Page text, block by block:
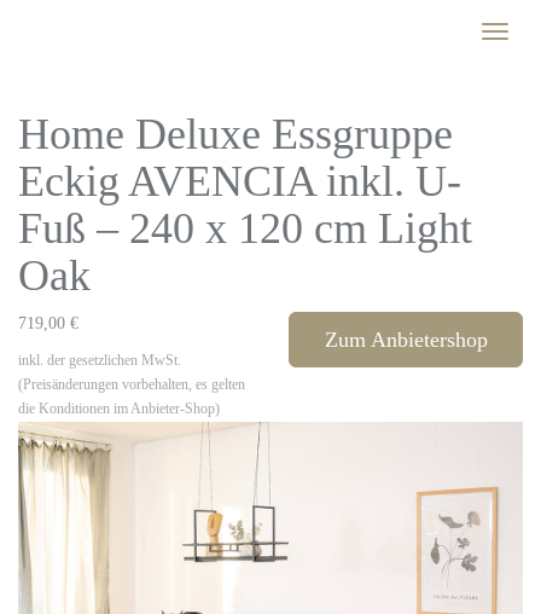
Toggle
Home Deluxe Essgruppe
Eckig AVENCIA inkl. U-
Fuß – 240 x 120 cm Light
Oak
719,00 €
inkl. der gesetzlichen MwSt.
(Preisänderungen vorbehalten, es gelten
die Konditionen im Anbieter-Shop)
Zum Anbietershop